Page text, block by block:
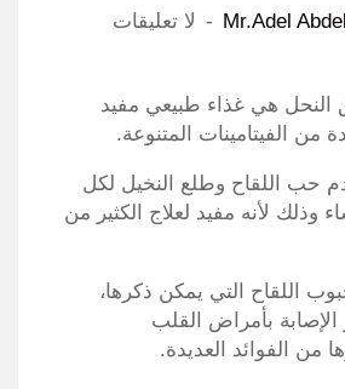
Mr.Adel لا تعليقات
النحل هي غذاء طبيعي مفيد
من الفيتامينات المتنوعة.
حب اللقاح وطلع النخيل لكل
وذلك لأنه مفيد لعلاج الكثير من
اللقاح التي يمكن ذكرها،
بأمراض القلب
من الفوائد العديدة.